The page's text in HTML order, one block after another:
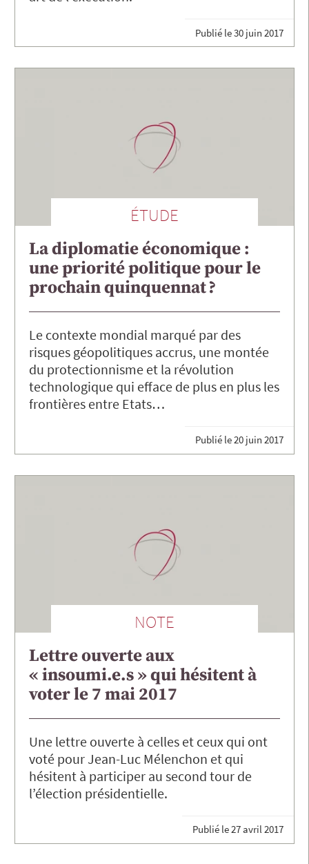
Publié le30 juin 2017
ÉTUDE
La diplomatie économique :
une priorité politique pour le
prochain quinquennat ?
Le contexte mondial marqué par des
risques géopolitiques accrus, une montée
du protectionnisme et la révolution
technologique qui efface de plus en plus les
frontières entre Etats…
Publié le20 juin 2017
NOTE
Lettre ouverte aux
« insoumi.e.s » qui hésitent à
voter le 7 mai 2017
Une lettre ouverte à celles et ceux qui ont
voté pour Jean-Luc Mélenchon et qui
hésitent à participer au second tour de
l’élection présidentielle.
Publié le27 avril 2017